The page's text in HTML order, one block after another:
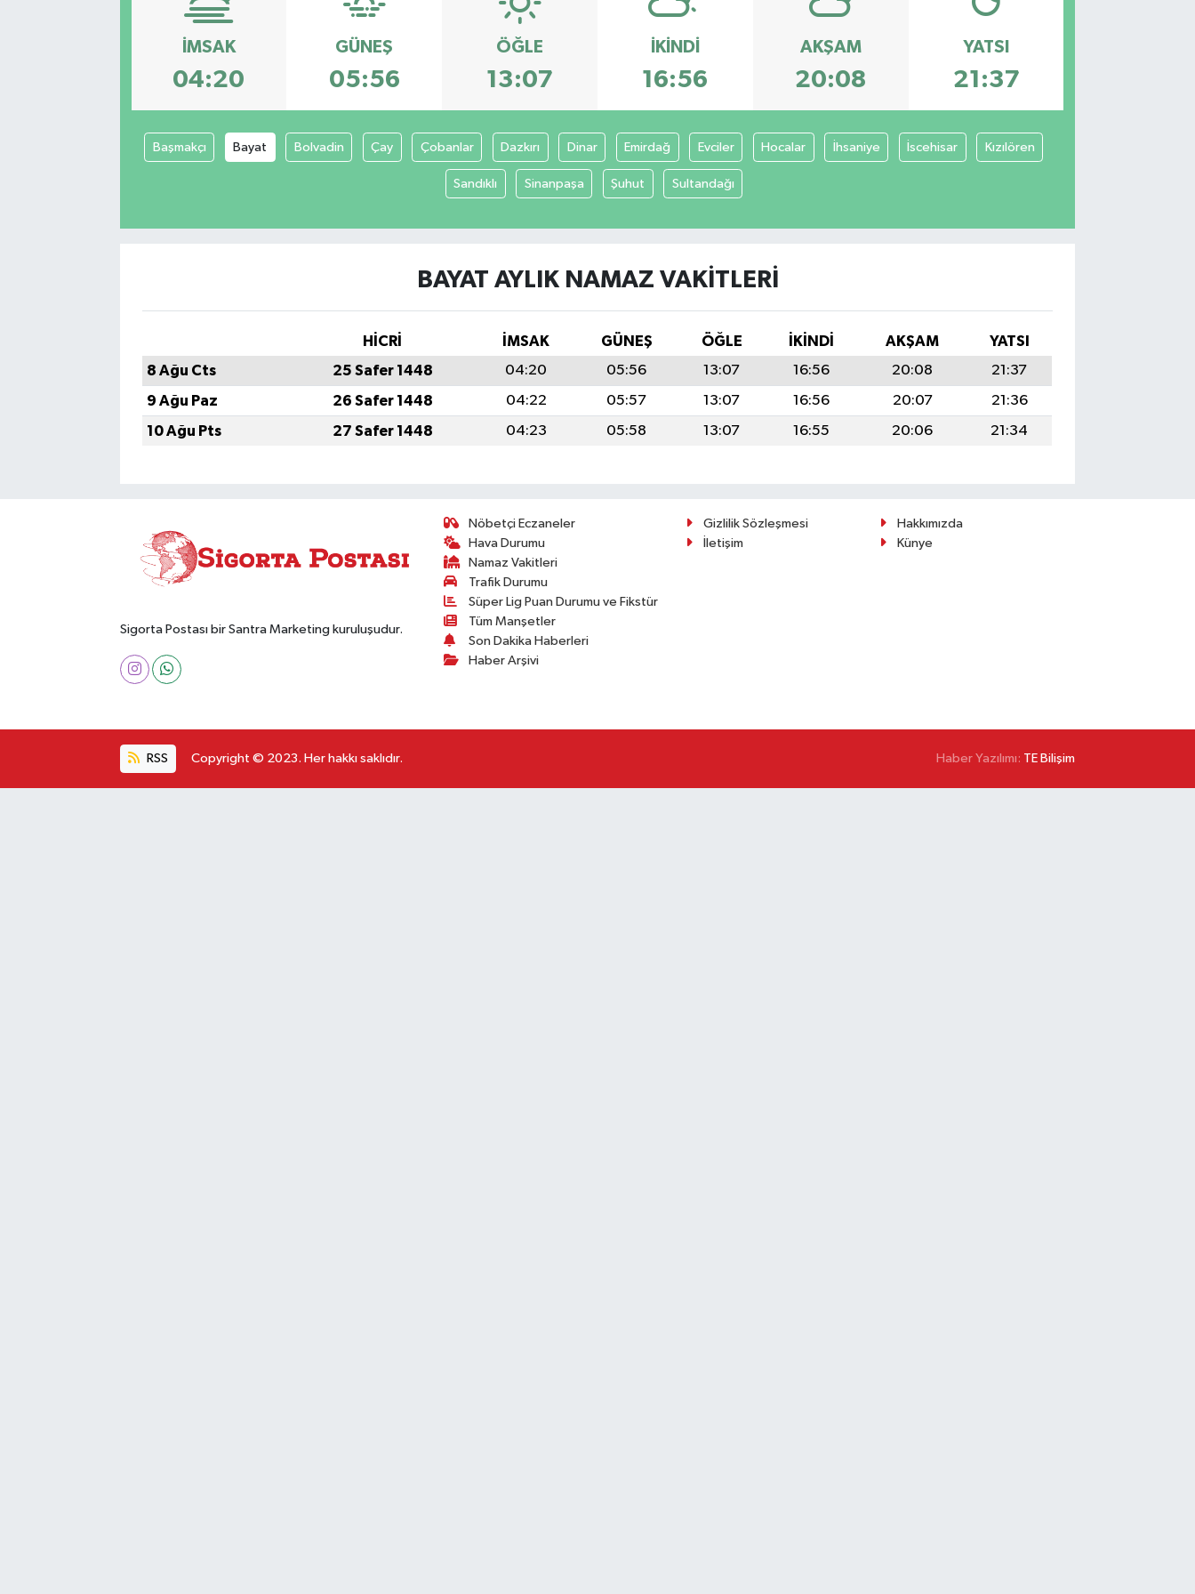
İMSAK
04:20
GÜNEŞ
05:56
ÖĞLE
13:07
İKINDI
16:56
AKŞAM
20:08
YATSI
21:37
Başmakçı Bayat Bolvadin Çay Çobanlar Dazkırı Dinar Emirdağ Evciler Hocalar İhsaniye İscehisar Kızılören
Sandıklı Sinanpaşa Şuhut Sultandağı
BAYAT AYLIK NAMAZ VAKITLERI
HİCRİ İMSAK GÜNEŞ ÖĞLE İKINDI AKŞAM
YATSI
8 Ağu Cts
25 Safer 1448 04:20 05:56 13:07 16:56 20:08
21:37
9 Ağu Paz
26 Safer 1448 04:22 05:57 13:07 16:56 20:07
21:36
10 Ağu Pts
27 Safer 1448 04:23 05:58 13:07 16:55 20:06 21:34
Sigorta Postası bir Santra Marketing kuruluşudur.
Nöbetçi Eczaneler
Hava Durumu
Namaz Vakitleri
Trafik Durumu
Süper Lig Puan Durumu ve Fikstür
Tüm Manşetler
Son Dakika Haberleri
Haber Arşivi
Gizlilik Sözleşmesi
Hakkımızda
İletişim
Künye
RSS Copyright © 2023. Her hakkı saklıdır. Haber Yazılımı: TE Bilişim